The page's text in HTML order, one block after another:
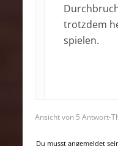
trotzdem
spielen.
Ansicht von 5 Antwort-
Du musst angemeldet